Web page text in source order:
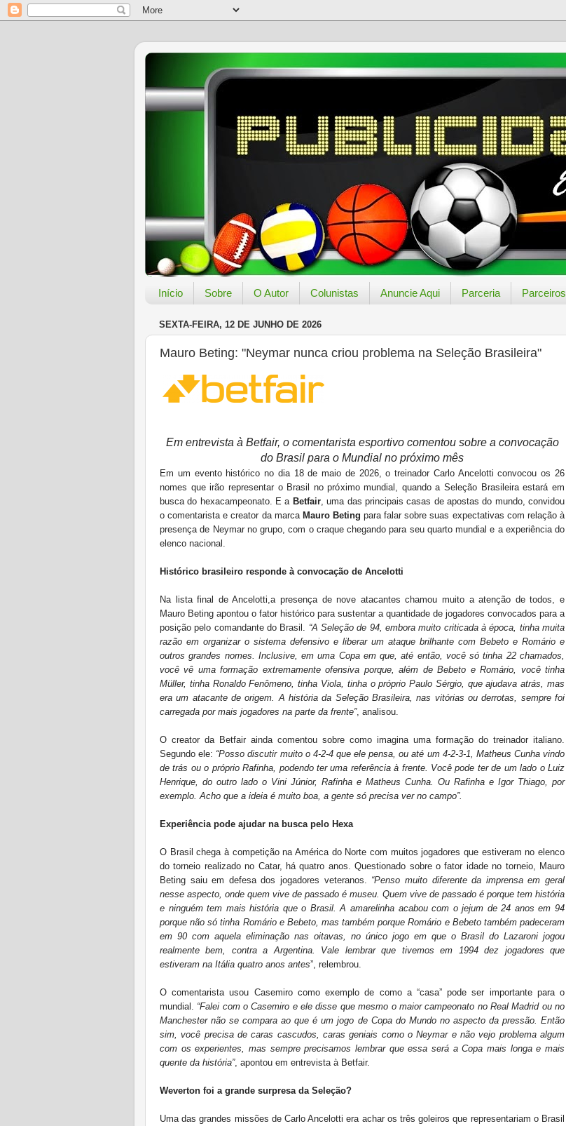
Início Sobre O Autor Colunistas Anuncie Aqui Parceria Parceiros
SEXTA-FEIRA, 12 DE JUNHO DE 2026
Mauro Beting: "Neymar nunca criou problema na Seleção Brasileira"
Em entrevista à Betfair, o comentarista esportivo comentou sobre a convocação
do Brasil para o Mundial no próximo mês
Em um evento histórico no dia 18 de maio de 2026, o treinador Carlo Ancelotti convocou os 26
nomes que irão representar o Brasil no próximo mundial, quando a Seleção Brasileira estará em
busca do hexacampeonato. E a Betfair, uma das principais casas de apostas do mundo, convidou
o comentarista e creator da marca Mauro Beting para falar sobre suas expectativas com relação à
presença de Neymar no grupo, com o craque chegando para seu quarto mundial e a experiência do
elenco nacional.
Histórico brasileiro responde à convocação de Ancelotti
Na lista final de Ancelotti,a presença de nove atacantes chamou muito a atenção de todos, e
Mauro Beting apontou o fator histórico para sustentar a quantidade de jogadores convocados para a
posição pelo comandante do Brasil. “A Seleção de 94, embora muito criticada à época, tinha muita
razão em organizar o sistema defensivo e liberar um ataque brilhante com Bebeto e Romário e
outros grandes nomes. Inclusive, em uma Copa em que, até então, você só tinha 22 chamados,
você vê uma formação extremamente ofensiva porque, além de Bebeto e Romário, você tinha
Müller, tinha Ronaldo Fenômeno, tinha Viola, tinha o próprio Paulo Sérgio, que ajudava atrás, mas
era um atacante de origem. A história da Seleção Brasileira, nas vitórias ou derrotas, sempre foi
carregada por mais jogadores na parte da frente”, analisou.
O creator da Betfair ainda comentou sobre como imagina uma formação do treinador italiano.
Segundo ele: “Posso discutir muito o 4-2-4 que ele pensa, ou até um 4-2-3-1, Matheus Cunha vindo
de trás ou o próprio Rafinha, podendo ter uma referência à frente. Você pode ter de um lado o Luiz
Henrique, do outro lado o Vini Júnior, Rafinha e Matheus Cunha. Ou Rafinha e Igor Thiago, por
exemplo. Acho que a ideia é muito boa, a gente só precisa ver no campo”.
Experiência pode ajudar na busca pelo Hexa
O Brasil chega à competição na América do Norte com muitos jogadores que estiveram no elenco
do torneio realizado no Catar, há quatro anos. Questionado sobre o fator idade no torneio, Mauro
Beting saiu em defesa dos jogadores veteranos. “Penso muito diferente da imprensa em geral
nesse aspecto, onde quem vive de passado é museu. Quem vive de passado é porque tem história
e ninguém tem mais história que o Brasil. A amarelinha acabou com o jejum de 24 anos em 94
porque não só tinha Romário e Bebeto, mas também porque Romário e Bebeto também padeceram
em 90 com aquela eliminação nas oitavas, no único jogo em que o Brasil do Lazaroni jogou
realmente bem, contra a Argentina. Vale lembrar que tivemos em 1994 dez jogadores que
estiveram na Itália quatro anos antes”, relembrou.
O comentarista usou Casemiro como exemplo de como a “casa” pode ser importante para o
mundial. “Falei com o Casemiro e ele disse que mesmo o maior campeonato no Real Madrid ou no
Manchester não se compara ao que é um jogo de Copa do Mundo no aspecto da pressão. Então
sim, você precisa de caras cascudos, caras geniais como o Neymar e não vejo problema algum
com os experientes, mas sempre precisamos lembrar que essa será a Copa mais longa e mais
quente da história”, apontou em entrevista à Betfair.
Weverton foi a grande surpresa da Seleção?
Uma das grandes missões de Carlo Ancelotti era achar os três goleiros que representariam o Brasil